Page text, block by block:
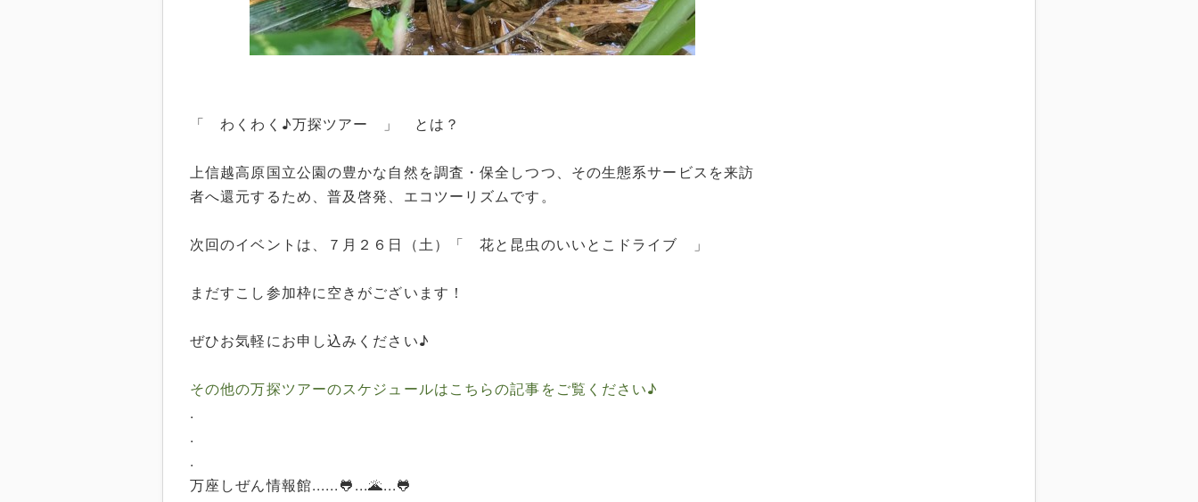
「 わくわく♪万探ツアー 」 とは？
上信越高原国立公園の豊かな自然を調査・保全しつつ、その生態系サービスを来訪
者へ還元するため、普及啓発、エコツーリズムです。
次回のイベントは、７月２６日（土）「 花と昆虫のいいとこドライブ 」
まだすこし参加枠に空きがございます！
ぜひお気軽にお申し込みください♪
その他の万探ツアーのスケジュールはこちらの記事をご覧ください♪
.
.
.
万座しぜん情報館......🐸...🌋...🐸